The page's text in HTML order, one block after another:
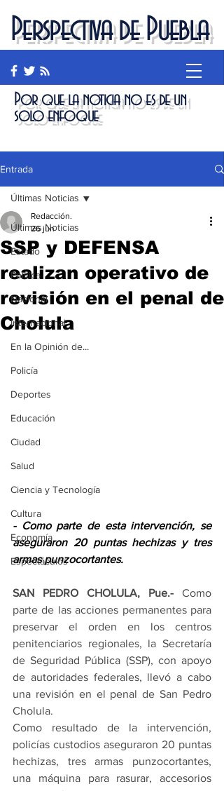
Perspectiva de Puebla
Por que la noticia no es de un
solo enfoque
Entrada
Últimas Noticias
Estado
Política
Nacional
Internacional
En la Opinión de...
Policía
Deportes
Educación
Ciudad
Salud
Ciencia y Tecnología
Cultura
Economía
Espectáculos
Últimas Noticias
SSP y DEFENSA
realizan operativo de
revisión en el penal de
Cholula
Redacción.
26 jun
- Como parte de esta intervención, se
aseguraron 20 puntas hechizas y tres
armas punzocortantes.
SAN PEDRO CHOLULA, Pue.- Como
parte de las acciones permanentes para
preservar el orden en los centros
penitenciarios regionales, la Secretaría
de Seguridad Pública (SSP), con apoyo
de autoridades federales, llevó a cabo
una revisión en el penal de San Pedro
Cholula.
Como resultado de la intervención,
policías custodios aseguraron 20 puntas
hechizas, tres armas punzocortantes,
una máquina para rasurar, accesorios